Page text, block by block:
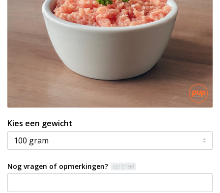
Kies een gewicht
Nog vragen of opmerkingen? optioneel